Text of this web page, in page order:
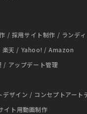
/ 採用サイト制作 / ランデ
天 / Yahoo! / Amazon
/ アップデート管理
ザイン / コンセプトアート
イト用動画制作